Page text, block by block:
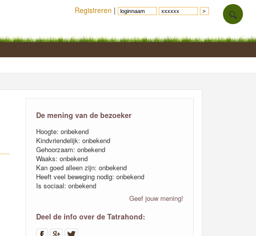
De mening van de bezoeker
Hoogte: onbekend
Kindvriendelijk: onbekend
Gehoorzaam: onbekend
Waaks: onbekend
Kan goed alleen zijn: onbekend
Heeft veel beweging nodig: onbekend
Is sociaal: onbekend
Geef jouw mening!
Deel de info over de Tatrahond:
Registreren |